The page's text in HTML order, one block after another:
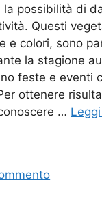
la possibilità di
Questi
e colori, sono
la stagione
feste e eventi
ottenere
…